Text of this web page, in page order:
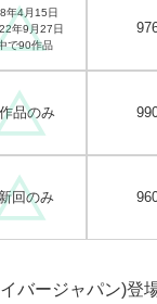
年4月15日
年9月27日
で90作品
品のみ
回のみ
バージャパン)登